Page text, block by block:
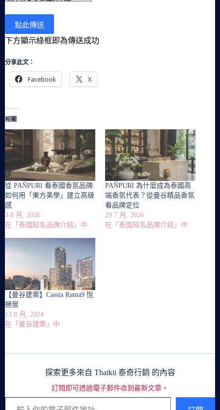
下方顯示綠框即為傳送成功
分享此文：
Facebook X
相關
從 PAÑPURI 看泰國香氛品牌
如何用「東方美學」建立高級
感
3 8 月, 2026
在「泰國知名品牌介紹」中
PAÑPURI 為什麼成為泰國高
端香氛代表？從曼谷精品香氛
看品牌定位
29 7 月, 2026
在「泰國知名品牌介紹」中
【曼谷建案】Cassia Rama9 悅
槤居
13 8 月, 2024
在「曼谷建案」中
探索更多來自 Thaikii 泰奇行銷 的內容
訂閱即可透過電子郵件收到最新文章。
輸入你的電子郵件地址…